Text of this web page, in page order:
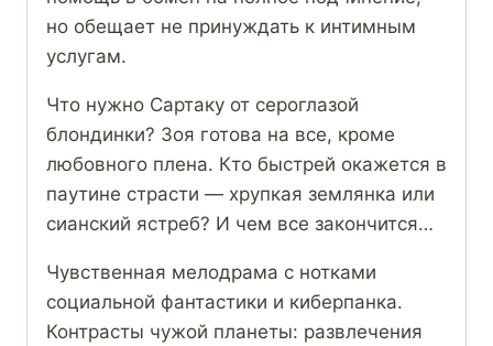
но обещает не принуждать к интимным
услугам.
Что нужно Сартаку от сероглазой
блондинки? Зоя готова на все, кроме
любовного плена. Кто быстрей окажется в
паутине страсти — хрупкая землянка или
сианский ястреб? И чем все закончится…
Чувственная мелодрама с нотками
социальной фантастики и киберпанка.
Контрасты чужой планеты: развлечения